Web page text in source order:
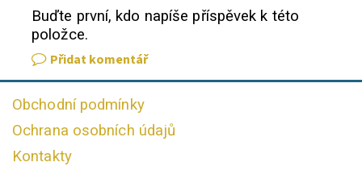
Buďte první, kdo napíše příspěvek k této
položce.
Přidat komentář
Obchodní podmínky
Ochrana osobních údajů
Kontakty